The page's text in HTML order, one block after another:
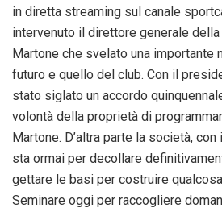
in diretta streaming sul canale
intervenuto il direttore generale
Martone che svelato una importante
futuro e quello del club. Con il
stato siglato un accordo
volontà della proprietà di
Martone. D’altra parte la società,
sta ormai per decollare
gettare le basi per costruire
Seminare oggi per raccogliere